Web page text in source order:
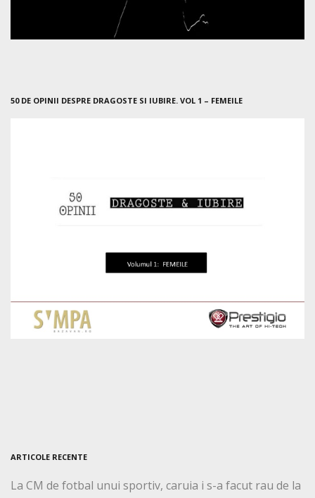
50 DE OPINII DESPRE DRAGOSTE SI IUBIRE. VOL 1 – FEMEILE
ARTICOLE RECENTE
La CM de fotbal unui sportiv, caruia i s-a facut rau de la